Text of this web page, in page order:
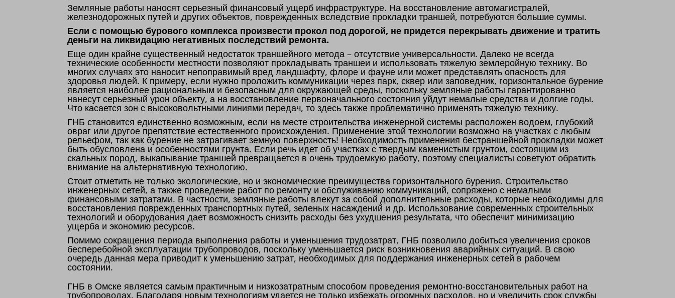
Земляные работы наносят серьезный финансовый ущерб инфраструктуре. На восстановление автомагистралей,
железнодорожных путей и других объектов, поврежденных вследствие прокладки траншей, потребуются большие суммы.
Если с помощью бурового комплекса произвести прокол под дорогой, не придется перекрывать движение и тратить
деньги на ликвидацию негативных последствий ремонта.
Еще один крайне существенный недостаток траншейного метода – отсутствие универсальности. Далеко не всегда
технические особенности местности позволяют прокладывать траншеи и использовать тяжелую землеройную технику. Во
многих случаях это наносит непоправимый вред ландшафту, флоре и фауне или может представлять опасность для
здоровья людей. К примеру, если нужно проложить коммуникации через парк, сквер или заповедник, горизонтальное бурение
является наиболее рациональным и безопасным для окружающей среды, поскольку земляные работы гарантированно
нанесут серьезный урон объекту, а на восстановление первоначального состояния уйдут немалые средства и долгие годы.
Что касается зон с высоковольтными линиями передач, то здесь также проблематично применять тяжелую технику.
ГНБ становится единственно возможным, если на месте строительства инженерной системы расположен водоем, глубокий
овраг или другое препятствие естественного происхождения. Применение этой технологии возможно на участках с любым
рельефом, так как бурение не затрагивает земную поверхность! Необходимость применения бестраншейной прокладки может
быть обусловлена и особенностями грунта. Если речь идет об участках с твердым каменистым грунтом, состоящим из
скальных пород, выкапывание траншей превращается в очень трудоемкую работу, поэтому специалисты советуют обратить
внимание на альтернативную технологию.
Стоит отметить не только экологические, но и экономические преимущества горизонтального бурения. Строительство
инженерных сетей, а также проведение работ по ремонту и обслуживанию коммуникаций, сопряжено с немалыми
финансовыми затратами. В частности, земляные работы влекут за собой дополнительные расходы, которые необходимы для
восстановления поврежденных транспортных путей, зеленых насаждений и др. Использование современных строительных
технологий и оборудования дает возможность снизить расходы без ухудшения результата, что обеспечит минимизацию
ущерба и экономию ресурсов.
Помимо сокращения периода выполнения работы и уменьшения трудозатрат, ГНБ позволило добиться увеличения сроков
бесперебойной эксплуатации трубопроводов, поскольку уменьшается риск возникновения аварийных ситуаций. В свою
очередь данная мера приводит к уменьшению затрат, необходимых для поддержания инженерных сетей в рабочем
состоянии.
ГНБ в Омске является самым практичным и низкозатратным способом проведения ремонтно-восстановительных работ на
трубопроводах. Благодаря новым технологиям удается не только избежать огромных расходов, но и увеличить срок службы